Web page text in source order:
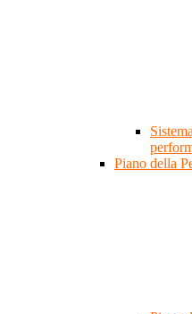
Piano della